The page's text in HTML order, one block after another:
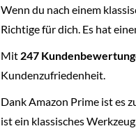
Wenn du nach einem
Richtige für dich. Es hat
Mit 247
Kundenzufriedenheit.
Dank Amazon Prime ist es
ist ein klassisches